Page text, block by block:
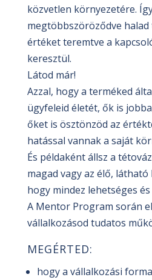
közvetlen környezetére.
megtöbbszöröződve
értéket teremtve a
keresztül.
Látod már!
Azzal, hogy a terméked
ügyfeleid életét, ők is
őket is ösztönzöd az
hatással vannak a saját
És példaként állsz a
magad vagy az élő,
hogy mindez lehetséges
A Mentor Program során
vállalkozásod tudatos
MEGÉRTED:
hogy a vállalkozási